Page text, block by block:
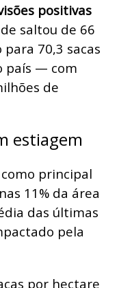
positivas
saltou de 66
70,3 sacas
país — com
de
estiagem
principal
11% da área
das últimas
pela
por hectare